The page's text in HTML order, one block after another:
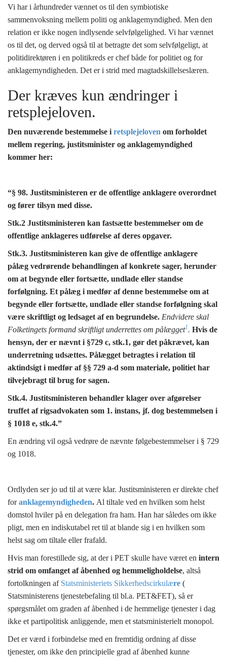
Vi har i århundreder vænnet os til den symbiotiske
sammenvoksning mellem politi og anklagemyndighed. Men den
relation er ikke nogen indlysende selvfølgelighed. Vi har vænnet
os til det, og derved også til at betragte det som selvfølgeligt, at
politidirektøren i en politikreds er chef både for politiet og for
anklagemyndigheden. Det er i strid med magtadskillelseslæren.
Der kræves kun ændringer i
retsplejeloven.
Den nuværende bestemmelse i retsplejeloven om forholdet
mellem regering, justitsminister og anklagemyndighed
kommer her:
“§ 98. Justitsministeren er de offentlige anklagere overordnet
og fører tilsyn med disse.
Stk.2 Justitsministeren kan fastsætte bestemmelser om de
offentlige anklageres udførelse af deres opgaver.
Stk.3. Justitsministeren kan give de offentlige anklagere
pålæg vedrørende behandlingen af konkrete sager, herunder
om at begynde eller fortsætte, undlade eller standse
forfølgning. Et pålæg i medfør af denne bestemmelse om at
begynde eller fortsætte, undlade eller standse forfølgning skal
være skriftligt og ledsaget af en begrundelse. Endvidere skal
Folketingets formand skriftligt underrettes om pålægget1. Hvis de
hensyn, der er nævnt i §729 c, stk.1, gør det påkrævet, kan
underretning udsættes. Pålægget betragtes i relation til
aktindsigt i medfør af §§ 729 a-d som materiale, politiet har
tilvejebragt til brug for sagen.
Stk.4. Justitsministeren behandler klager over afgørelser
truffet af rigsadvokaten som 1. instans, jf. dog bestemmelsen i
§ 1018 e, stk.4.”
En ændring vil også vedrøre de nævnte følgebestemmelser i § 729
og 1018.
Ordlyden ser jo ud til at være klar. Justitsministeren er direkte chef
foranklagemyndigheden. Al tiltale ved en hvilken som helst
domstol hviler på en delegation fra ham. Han har således om ikke
pligt, men en indiskutabel ret til at blande sig i en hvilken som
helst sag om tiltale eller frafald.
Hvis man forestillede sig, at der i PET skulle have været en intern
strid om omfanget af åbenhed og hemmeligholdelse, altså
fortolkningen af Statsministeriets Sikkerhedscirkulære (
Statsministerens tjenestebefaling til bl.a. PET&FET), så er
spørgsmålet om graden af åbenhed i de hemmelige tjenester i dag
ikke et partipolitisk anliggende, men et statsministerielt monopol.
Det er værd i forbindelse med en fremtidig ordning af disse
tjenester, om ikke den principielle grad af åbenhed kunne